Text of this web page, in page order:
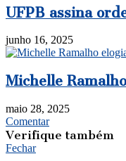
UFPB assina
junho 16, 2025
Michelle
maio 28, 2025
Comentar
Verifique também
Fechar